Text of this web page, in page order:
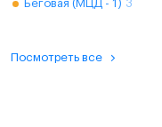
Беговая (МЦД - 1) 3
Посмотреть все